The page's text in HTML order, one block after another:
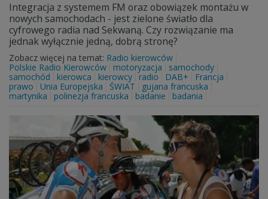
Integracja z systemem FM oraz obowiązek montażu w
nowych samochodach - jest zielone światło dla
cyfrowego radia nad Sekwaną. Czy rozwiązanie ma
jednak wyłącznie jedną, dobrą stronę?
Zobacz więcej na temat: Radio kierowców
Polskie Radio Kierowców
motoryzacja
samochody
samochód
kierowca kierowcy radio DAB+
Francja
prawo
Unia Europejska ŚWIAT
gujana francuska
martynika
polinezja francuska badanie badania